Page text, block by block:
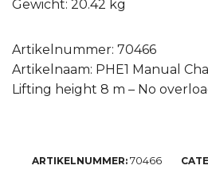
Gewicht: 20.42 kg
Artikelnummer: 70466
Artikelnaam: PHE1 Manual
Lifting height 8 m – No
ARTIKELNUMMER: 70466